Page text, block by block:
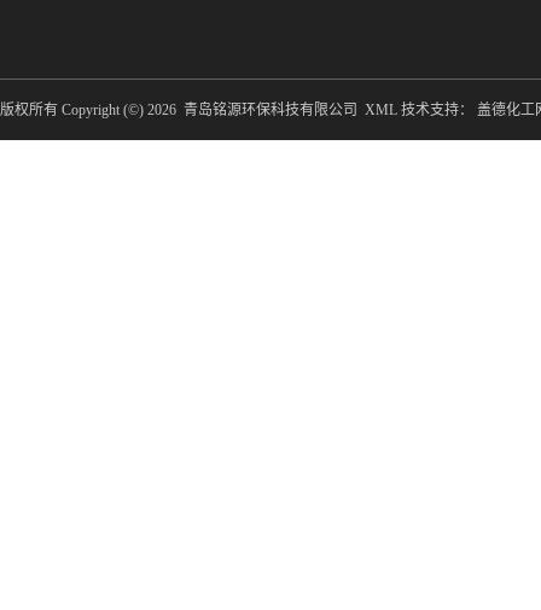
版权所有 Copyright (©) 2026 青岛铭源环保科技有限公司 XML 技术支持： 盖德化工